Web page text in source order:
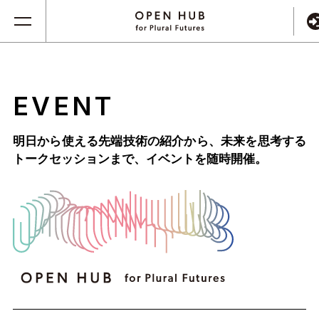
EVENT
明日から使える先端技術の紹介から、未来を思考する
トークセッションまで、 イベントを随時開催。